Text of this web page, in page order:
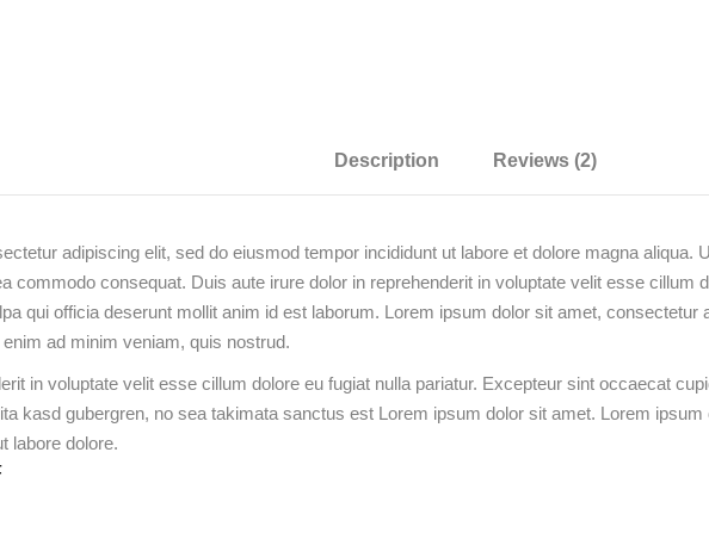
Description Reviews (2)
adipiscing elit, sed do eiusmod tempor incididunt ut labore et dolore magna aliqua.
commodo consequat. Duis aute irure dolor in reprehenderit in voluptate velit esse cillum
qui officia deserunt mollit anim id est laborum. Lorem ipsum dolor sit amet,
ad minim veniam, quis nostrud.
in voluptate velit esse cillum dolore eu fugiat nulla pariatur. Excepteur sint occaecat
kasd gubergren, no sea takimata sanctus est Lorem ipsum dolor sit amet. Lorem
labore dolore.